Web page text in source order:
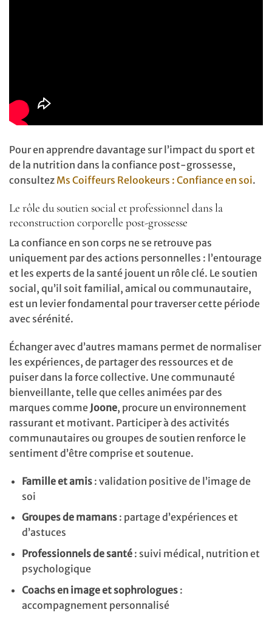
Pour en apprendre davantage sur l’impact du sport et
de la nutrition dans la confiance post-grossesse,
consultez Ms Coiffeurs Relookeurs : Confiance en soi.
Le rôle du soutien social et professionnel dans la
reconstruction corporelle post-grossesse
La confiance en son corps ne se retrouve pas
uniquement par des actions personnelles : l’entourage
et les experts de la santé jouent un rôle clé. Le soutien
social, qu’il soit familial, amical ou communautaire,
est un levier fondamental pour traverser cette période
avec sérénité.
Échanger avec d’autres mamans permet de normaliser
les expériences, de partager des ressources et de
puiser dans la force collective. Une communauté
bienveillante, telle que celles animées par des
marques comme Joone, procure un environnement
rassurant et motivant. Participer à des activités
communautaires ou groupes de soutien renforce le
sentiment d’être comprise et soutenue.
Famille et amis: validation positive de l’image de
soi
Groupes de mamans: partage d’expériences et
d’astuces
Professionnels de santé: suivi médical, nutrition et
psychologique
Coachs en image et sophrologues:
accompagnement personnalisé